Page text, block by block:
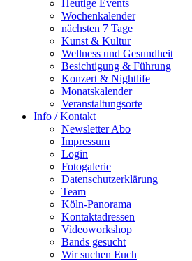
Heutige Events
Wochenkalender
nächsten 7 Tage
Kunst & Kultur
Wellness und Gesundheit
Besichtigung & Führung
Konzert & Nightlife
Monatskalender
Veranstaltungsorte
Info / Kontakt
Newsletter Abo
Impressum
Login
Fotogalerie
Datenschutzerklärung
Team
Köln-Panorama
Kontaktadressen
Videoworkshop
Bands gesucht
Wir suchen Euch